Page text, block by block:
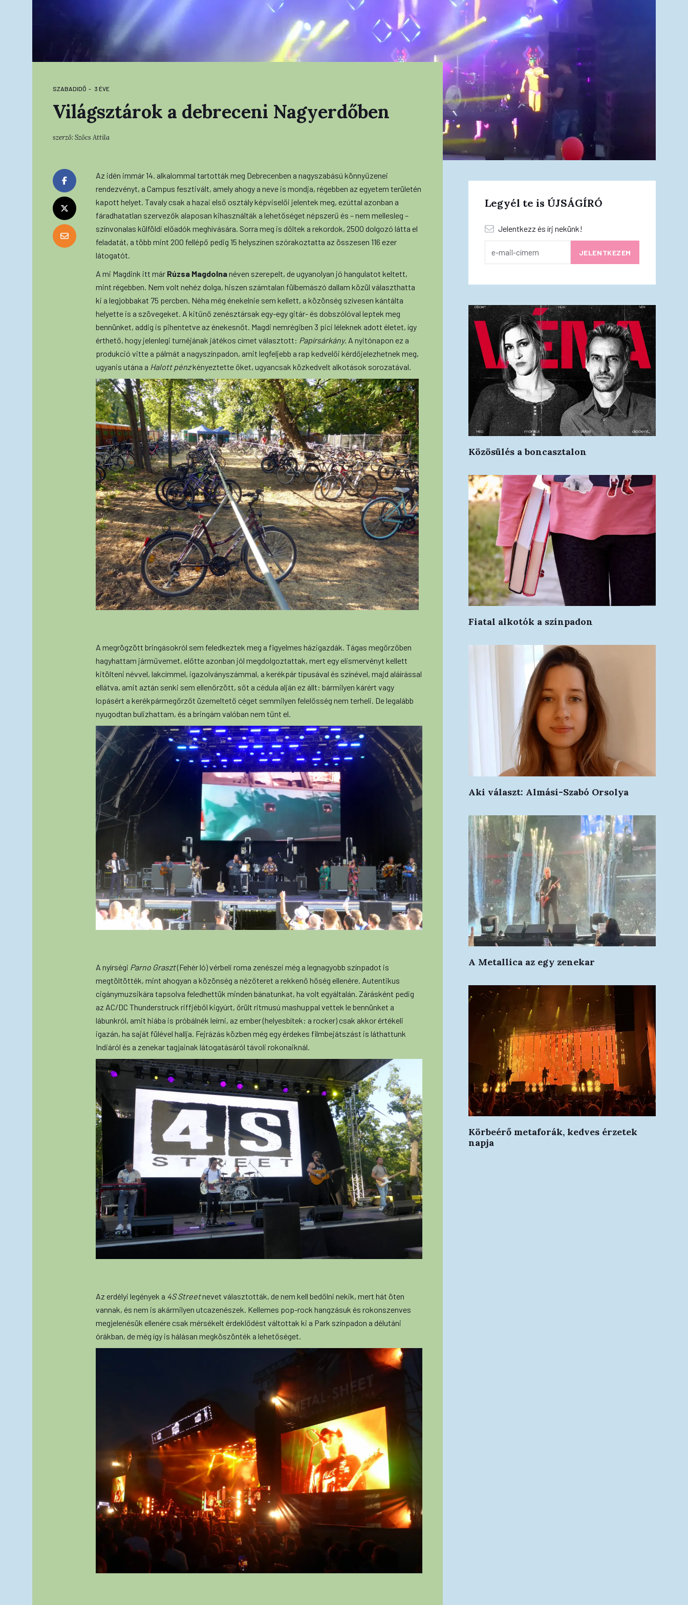
SZABADIDŐ 3 ÉVE
Világsztárok a debreceni Nagyerdőben
szerző:Szőcs Attila
Az idén immár 14. alkalommal tartották meg Debrecenben a nagyszabású könnyűzenei
rendezvényt, a Campus fesztivált, amely ahogy a neve is mondja, régebben az egyetem területén
kapott helyet. Tavaly csak a hazai első osztály képviselői jelentek meg, ezúttal azonban a
fáradhatatlan szervezők alaposan kihasználták a lehetőséget népszerű és – nem mellesleg –
színvonalas külföldi előadók meghívására. Sorra meg is dőltek a rekordok, 2500 dolgozó látta el
feladatát, a több mint 200 fellépő pedig 15 helyszínen szórakoztatta az összesen 116 ezer
látogatót.
A mi Magdink itt már Rúzsa Magdolnanéven szerepelt, de ugyanolyan jó hangulatot keltett,
mint régebben. Nem volt nehéz dolga, hiszen számtalan fülbemászó dallam közül választhatta
ki a legjobbakat 75 percben. Néha még énekelnie sem kellett, a közönség szívesen kántálta
helyette is a szövegeket. A kitűnő zenésztársak egy-egy gitár- és dobszólóval leptek meg
bennünket, addig is pihentetve az énekesnőt. Magdi nemrégiben 3 pici léleknek adott életet, így
érthető, hogy jelenlegi turnéjának játékos címet választott: Papírsárkány. A nyitónapon ez a
produkció vitte a pálmát a nagyszínpadon, amit legfeljebb a rap kedvelői kérdőjelezhetnek meg,
ugyanis utána a Halott pénzkényeztette őket, ugyancsak közkedvelt alkotások sorozatával.
A megrögzött bringásokról sem feledkeztek meg a figyelmes házigazdák. Tágas megőrzőben
hagyhattam járművemet, előtte azonban jól megdolgoztattak, mert egy elismervényt kellett
kitölteni névvel, lakcímmel, igazolványszámmal, a kerékpár típusával és színével, majd aláírással
ellátva, amit aztán senki sem ellenőrzött, sőt a cédula alján ez állt: bármilyen kárért vagy
lopásért a kerékpármegőrzőt üzemeltető céget semmilyen felelősség nem terheli. De legalább
nyugodtan bulizhattam, és a bringám valóban nem tűnt el.
A nyírségi Parno Graszt(Fehér ló) vérbeli roma zenészei még a legnagyobb színpadot is
megtöltötték, mint ahogyan a közönség a nézőteret a rekkenő hőség ellenére. Autentikus
cigánymuzsikára tapsolva feledhettük minden bánatunkat, ha volt egyáltalán. Zárásként pedig
az AC/DC Thunderstruck riffjéből kigyúrt, őrült ritmusú mashuppal vettek le bennünket a
lábunkról, amit hiába is próbálnék leírni, az ember (helyesbítek: a rocker) csak akkor értékeli
igazán, ha saját fülével hallja. Fejrázás közben még egy érdekes filmbejátszást is láthattunk
Indiáról és a zenekar tagjainak látogatásáról távoli rokonaiknál.
Az erdélyi legények a 4S Streetnevet választották, de nem kell bedőlni nekik, mert hát öten
vannak, és nem is akármilyen utcazenészek. Kellemes pop-rock hangzásuk és rokonszenves
megjelenésük ellenére csak mérsékelt érdeklődést váltottak ki a Park színpadon a délutáni
órákban, de még így is hálásan megköszönték a lehetőséget.
Legyél te is ÚJSÁGÍRÓ
Jelentkezz és írj nekünk!
Közösülés a boncasztalon
Fiatal alkotók a színpadon
Aki választ: Almási-Szabó Orsolya
A Metallica az egy zenekar
Körbeérő metaforák, kedves érzetek
napja